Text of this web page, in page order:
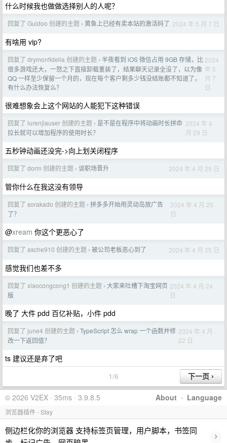
什么时候我也做做选择别人的人呢？
回复了 Guidoo 创建的主题 › 黄鱼上已经有卖本站的激活码了 2024 年 5 月 7 日
有啥用 vip?
回复了 drymonfidelia 创建的主题 › 半夜看到 iOS 微信占用 9GB 存储，比
很多游戏还大，一怒之下直接卸载重装了，结果聊天记录全没了，以为像
QQ 一样至少保留一个月的，现在每个客户剩多少钱没结账都不知道了，
有什么办法恢复么？
2024
年 5
月 7
日
很难想象会上这个网站的人能犯下这种错误
回复了 lurenjiauser 创建的主题 › 是不是在程序中将动画时长拼命
拉长就可以增加程序的使用时长？
2024 年 4
月 29 日
五秒钟动画还没完->向上划关闭程序
回复了 dorm 创建的主题 › 谈职场晋升 2024 年 4 月 29 日
管你什么在我这没有领导
回复了 sorakado 创建的主题 › 拼多多开始用灵动岛放广告
了？
2024 年 4 月 25
日
@xream 你这个更恶心了
回复了 asche910 创建的主题 › 被公司老板恶心到了 2024 年 4 月 25 日
感觉我们也差不多
回复了 xiaocongcong1 创建的主题 › 大家来吐槽下淘宝网页
版
2024 年 4 月 24
日
晚了 大件 pdd 百亿补贴，小件 pdd
回复了 june4 创建的主题 › TypeScript 怎么 wrap 一个函数并修
改一下返回值？
2024 年 4 月
22 日
ts 建议还是弃了吧
1/6
About · Language
© 2026 V2EX · 35ms · 3.9.8.5
浏览器插件 - Stay
侧边栏化你的浏览器 支持标签页管理，用户脚本，书签同
›